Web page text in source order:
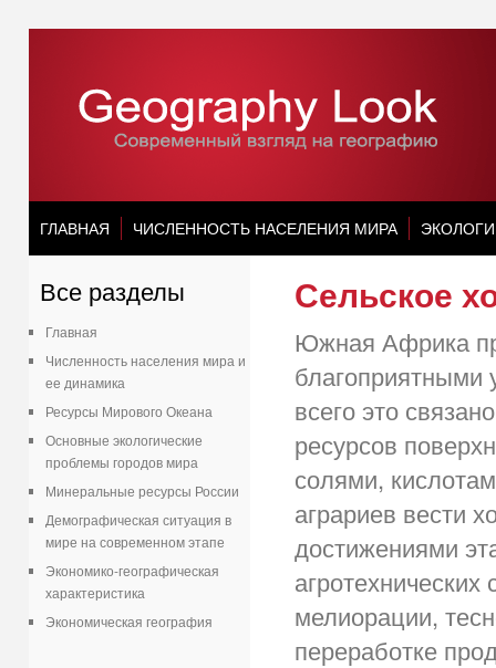
ГЛАВНАЯ ЧИСЛЕННОСТЬ НАСЕЛЕНИЯ МИРА
Все разделы
Главная
Численность населения мира и
ее динамика
Ресурсы Мирового Океана
Основные экологические
проблемы городов мира
Минеральные ресурсы России
Демографическая ситуация в
мире на современном этапе
Экономико-географическая
характеристика
Экономическая география
Сельское
Южная Африка
благоприятными
всего это
ресурсов
солями,
аграриев вести
достижениями
мелиорации,
переработке